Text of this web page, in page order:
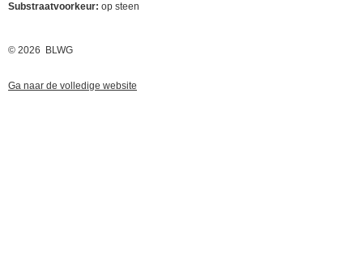
Substraatvoorkeur: op steen
© 2026 BLWG
Ga naar de volledige website